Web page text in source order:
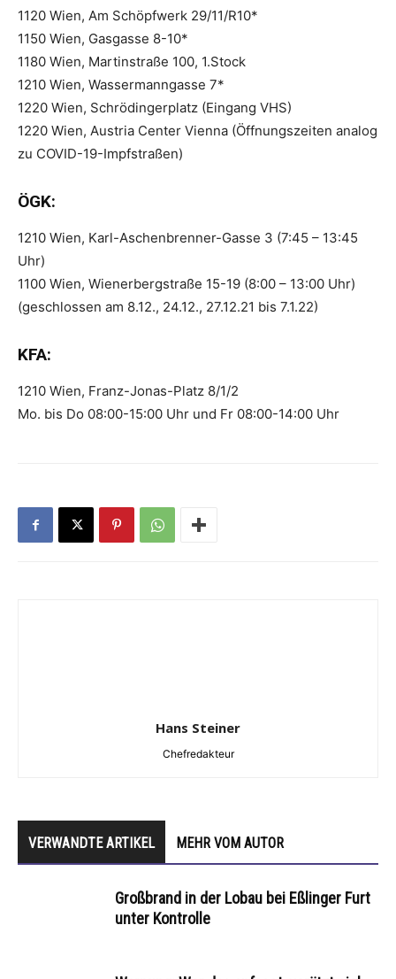
1120 Wien, Am Schöpfwerk 29/11/R10*
1150 Wien, Gasgasse 8-10*
1180 Wien, Martinstraße 100, 1.Stock
1210 Wien, Wassermanngasse 7*
1220 Wien, Schrödingerplatz (Eingang VHS)
1220 Wien, Austria Center Vienna (Öffnungszeiten analog
zu COVID-19-Impfstraßen)
ÖGK:
1210 Wien, Karl-Aschenbrenner-Gasse 3 (7:45 – 13:45
Uhr)
1100 Wien, Wienerbergstraße 15-19 (8:00 – 13:00 Uhr)
(geschlossen am 8.12., 24.12., 27.12.21 bis 7.1.22)
KFA:
1210 Wien, Franz-Jonas-Platz 8/1/2
Mo. bis Do 08:00-15:00 Uhr und Fr 08:00-14:00 Uhr
Hans Steiner
Chefredakteur
VERWANDTE ARTIKEL MEHR VOM AUTOR
Großbrand in der Lobau bei Eßlinger Furt
unter Kontrolle